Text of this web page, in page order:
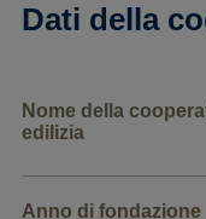
Dati della
Nome della
edilizia
Anno di fondazione